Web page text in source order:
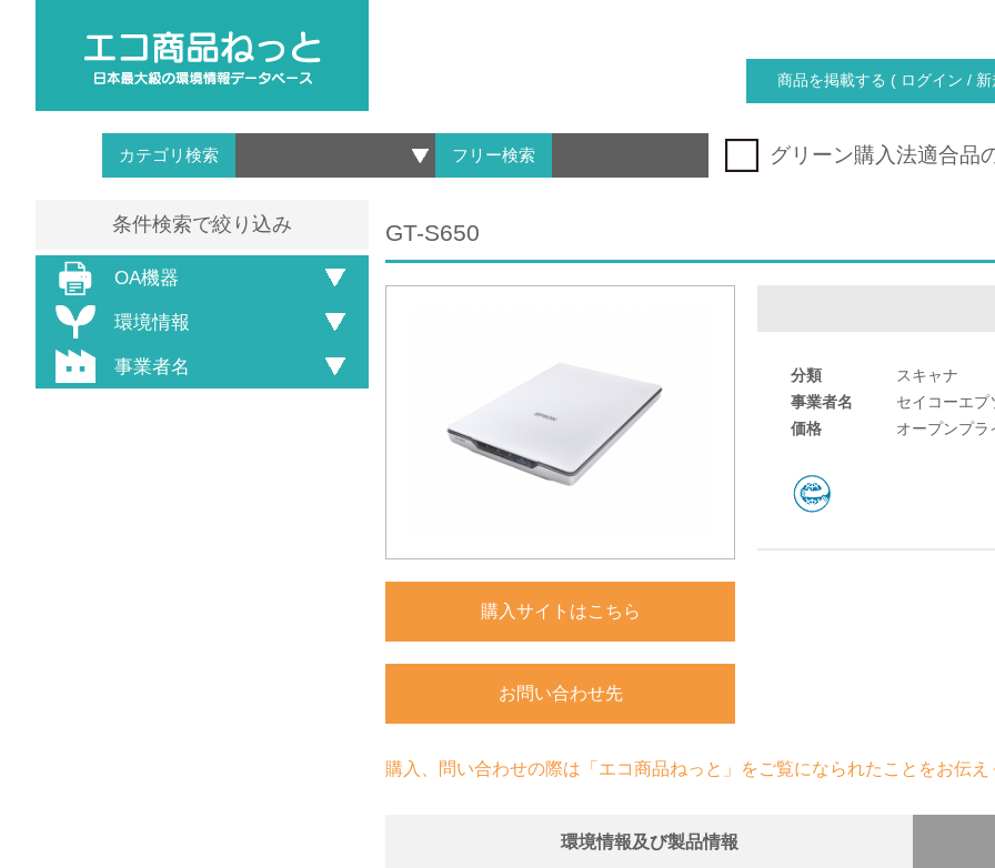
商品を掲載する ( ログイン / 新
カテゴリ検索 フリー検索 グリーン購入法適合品
条件検索で絞り込み
OA機器
環境情報
事業者名
GT-S650
購入サイトはこちら
お問い合わせ先
分類
スキャナ
事業者名
セイコーエプ
価格
オープンプラ
購入、問い合わせの際は「エコ商品ねっと」をご覧になられたことをお伝え
環境情報及び製品情報